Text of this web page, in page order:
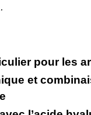
pour les
et